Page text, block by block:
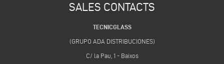
SALES CONTACTS
TECNICGLASS
(GRUPO ADA DISTRIBUCIONES)
C/ la Pau, 1 - Baixos